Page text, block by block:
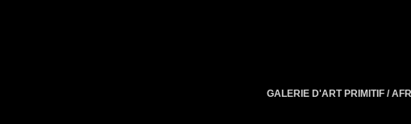
GALERIE D'ART PRIMITIF /